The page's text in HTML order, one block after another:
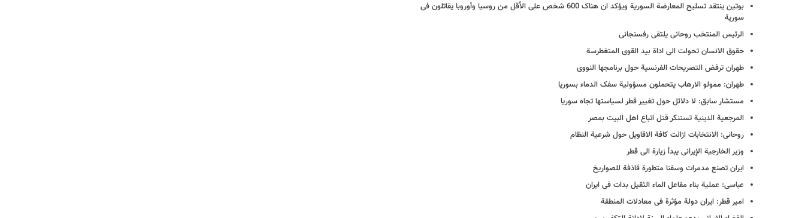
بوتین ینتقد تسلیح المعارضة السوریة ویؤکد ان هناک 600 شخص على الأقل من روسیا وأوروبا یقاتلون فی
سوریة
الرئیس المنتخب روحانی یلتقی رفسنجانی
حقوق الانسان تحولت الى اداة بید القوى المتغطرسة
طهران ترفض التصریحات الفرنسیة حول برنامجها النووی
طهران: ممولو الارهاب یتحملون مسؤولیة سفک الدماء بسوریا
مستشار سابق: لا دلائل حول تغییر قطر لسیاستها تجاه سوریا
المرجعیة الدینیة تستنکر قتل اتباع اهل البیت بمصر
روحانی: الانتخابات ازالت کافة الاقاویل حول شرعیة النظام
وزیر الخارجیة الإیرانی یبدأ زیارة الى قطر
ایران تصنع مدمرات وسفنا متطورة قاذفة للصواریخ
عباسی: عملیة بناء مفاعل الماء الثقیل بدات فی ایران
امیر قطر: ایران دولة مؤثرة فی معادلات المنطقة